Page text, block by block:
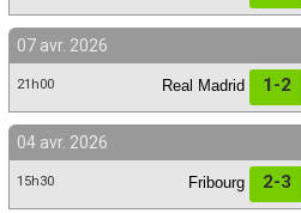
07 avr. 2026
21h00 Real Madrid 1-2
04 avr. 2026
15h30 Fribourg 2-3